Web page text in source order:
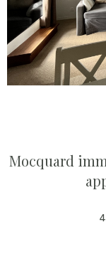
Mocquard